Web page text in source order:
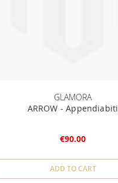
GLAMORA
ARROW - Appendiabiti
€90.00
ADD TO CART